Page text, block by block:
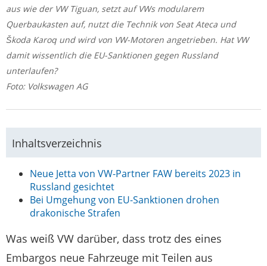
aus wie der VW Tiguan, setzt auf VWs modularem
Querbaukasten auf, nutzt die Technik von Seat Ateca und
Škoda Karoq und wird von VW-Motoren angetrieben. Hat VW
damit wissentlich die EU-Sanktionen gegen Russland
unterlaufen?
Foto: Volkswagen AG
Inhaltsverzeichnis
Neue Jetta von VW-Partner FAW bereits 2023 in
Russland gesichtet
Bei Umgehung von EU-Sanktionen drohen
drakonische Strafen
Was weiß VW darüber, dass trotz des eines
Embargos neue Fahrzeuge mit Teilen aus